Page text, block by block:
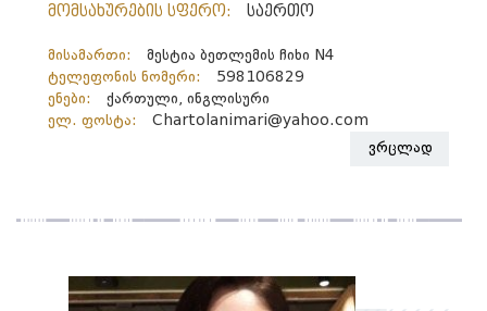
მომსახურების სფერო:
საერთო
მისამართი:
მესტია ბეთლემის ჩიხი N4
ტელეფონის ნომერი:
598106829
ენები:
ქართული, ინგლისური
ელ. ფოსტა:
Chartolanimari@yahoo.com
ვრცლად